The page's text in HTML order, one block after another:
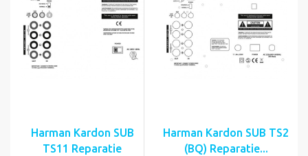
Harman Kardon SUB
TS11 Reparatie
Harman Kardon SUB TS2
(BQ) Reparatie...